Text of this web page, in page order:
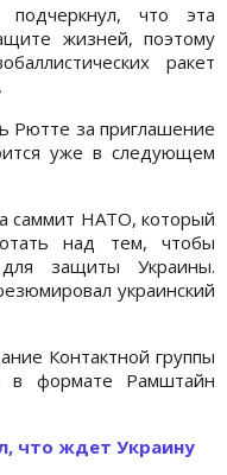
подчеркнул, что эта
жизней, поэтому
ракет
Рютте за приглашение
уже в следующем
саммит НАТО, который
над тем, чтобы
защиты Украины.
украинский
Контактной группы
в формате Рамштайн
что ждет Украину